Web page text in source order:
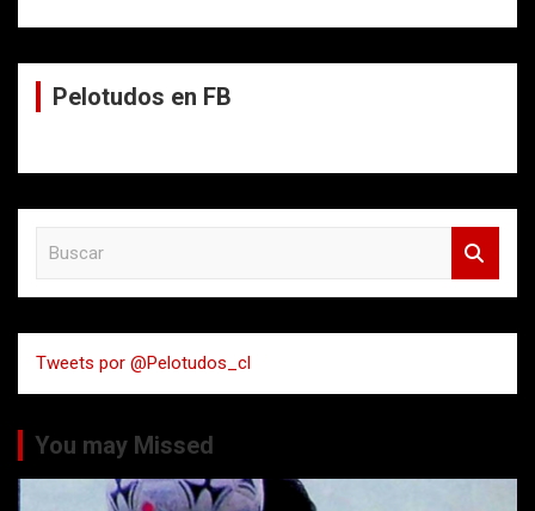
Pelotudos en FB
a
r
Tweets por @Pelotudos_cl
You may Missed